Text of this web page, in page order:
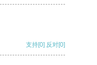
支持[0] 反对[0]